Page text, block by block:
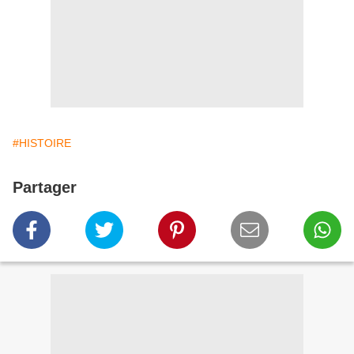
#HISTOIRE
Partager